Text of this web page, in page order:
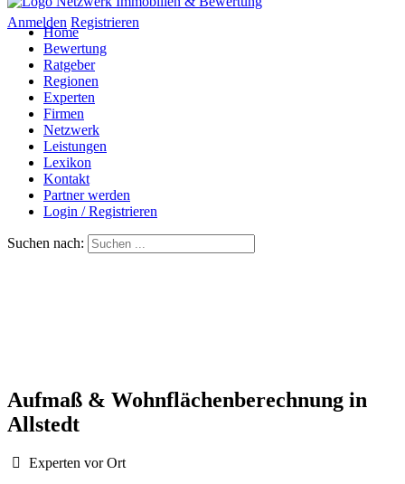
Anmelden Registrieren
Home
Bewertung
Ratgeber
Regionen
Experten
Firmen
Netzwerk
Leistungen
Lexikon
Kontakt
Partner werden
Login / Registrieren
Suchen nach:
Aufmaß & Wohnflächenberechnung in
Allstedt
Experten vor Ort